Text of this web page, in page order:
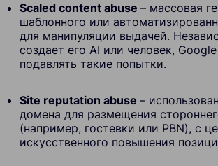
Scaled content abuse – массовая
шаблонного или
для манипуляции выдачей.
создает его AI или человек,
подавлять такие попытки.
Site reputation abuse –
домена для размещения
(например, гостевки или PBN), с
искусственного повышения